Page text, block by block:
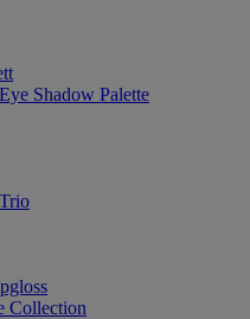
Shadow Palette
Collection